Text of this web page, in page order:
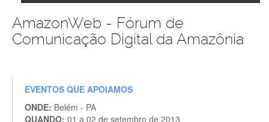
AmazonWeb - Fórum de
Comunicação Digital da Amazônia
EVENTOS QUE APOIAMOS
ONDE: Belém - PA
QUANDO: 01 a 02 de setembro de 2013